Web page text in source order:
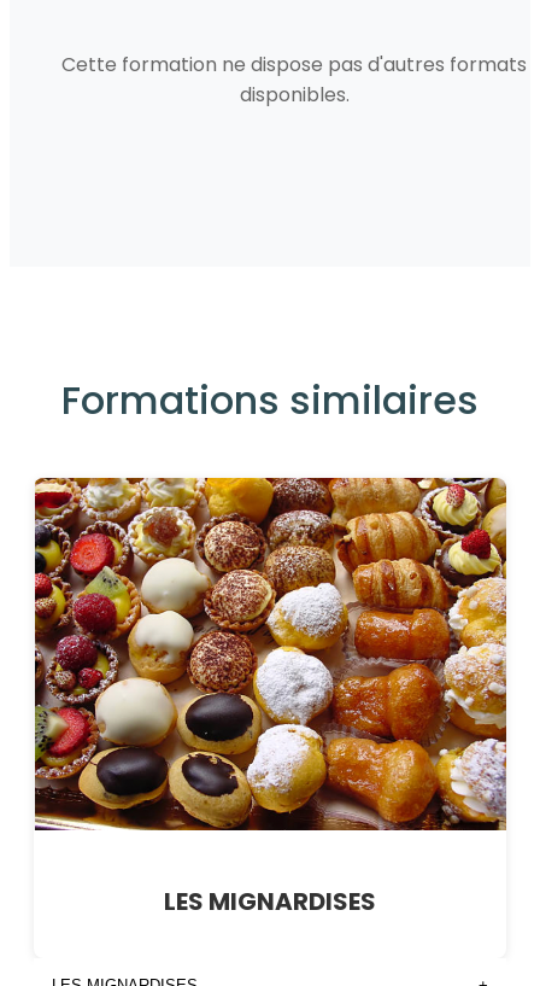
Cette formation ne dispose pas d'autres formats
disponibles.
Formations similaires
LES MIGNARDISES